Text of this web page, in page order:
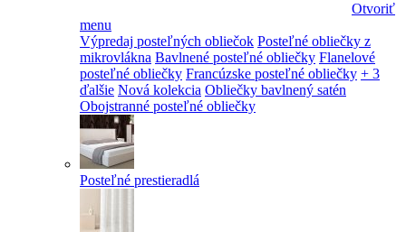
Otvoriť
menu
Výpredaj posteľných obliečok Posteľné obliečky z
mikrovlákna Bavlnené posteľné obliečky Flanelové
posteľné obliečky Francúzske posteľné obliečky + 3
ďalšie Nová kolekcia Obliečky bavlnený satén
Obojstranné posteľné obliečky
Posteľné prestieradlá